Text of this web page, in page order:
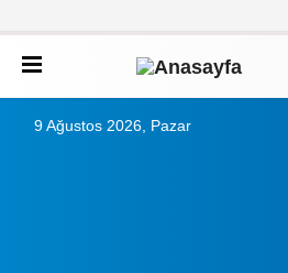
9 Ağustos 2026, Pazar